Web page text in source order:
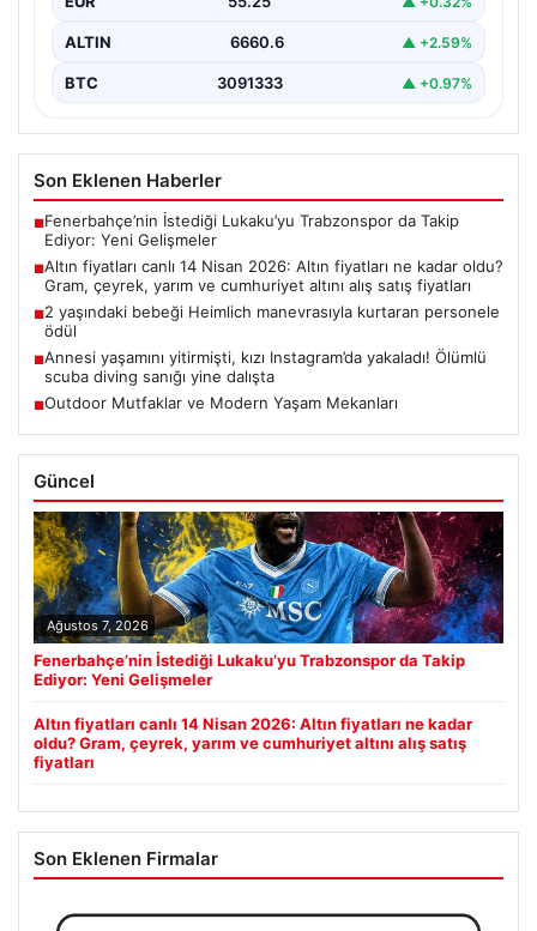
ALTIN 6660.6 ▲ +2.59%
BTC 3091333 ▲ +0.97%
Son Eklenen Haberler
■Fenerbahçe’nin İstediği Lukaku’yu Trabzonspor da Takip
Ediyor: Yeni Gelişmeler
■Altın fiyatları canlı 14 Nisan 2026: Altın fiyatları ne kadar oldu?
Gram, çeyrek, yarım ve cumhuriyet altını alış satış fiyatları
■2 yaşındaki bebeği Heimlich manevrasıyla kurtaran personele
ödül
■Annesi yaşamını yitirmişti, kızı Instagram’da yakaladı! Ölümlü
scuba diving sanığı yine dalışta
■Outdoor Mutfaklar ve Modern Yaşam Mekanları
Güncel
Ağustos 7, 2026
Fenerbahçe’nin İstediği Lukaku’yu Trabzonspor da Takip
Ediyor: Yeni Gelişmeler
Altın fiyatları canlı 14 Nisan 2026: Altın fiyatları ne kadar
oldu? Gram, çeyrek, yarım ve cumhuriyet altını alış satış
fiyatları
Son Eklenen Firmalar